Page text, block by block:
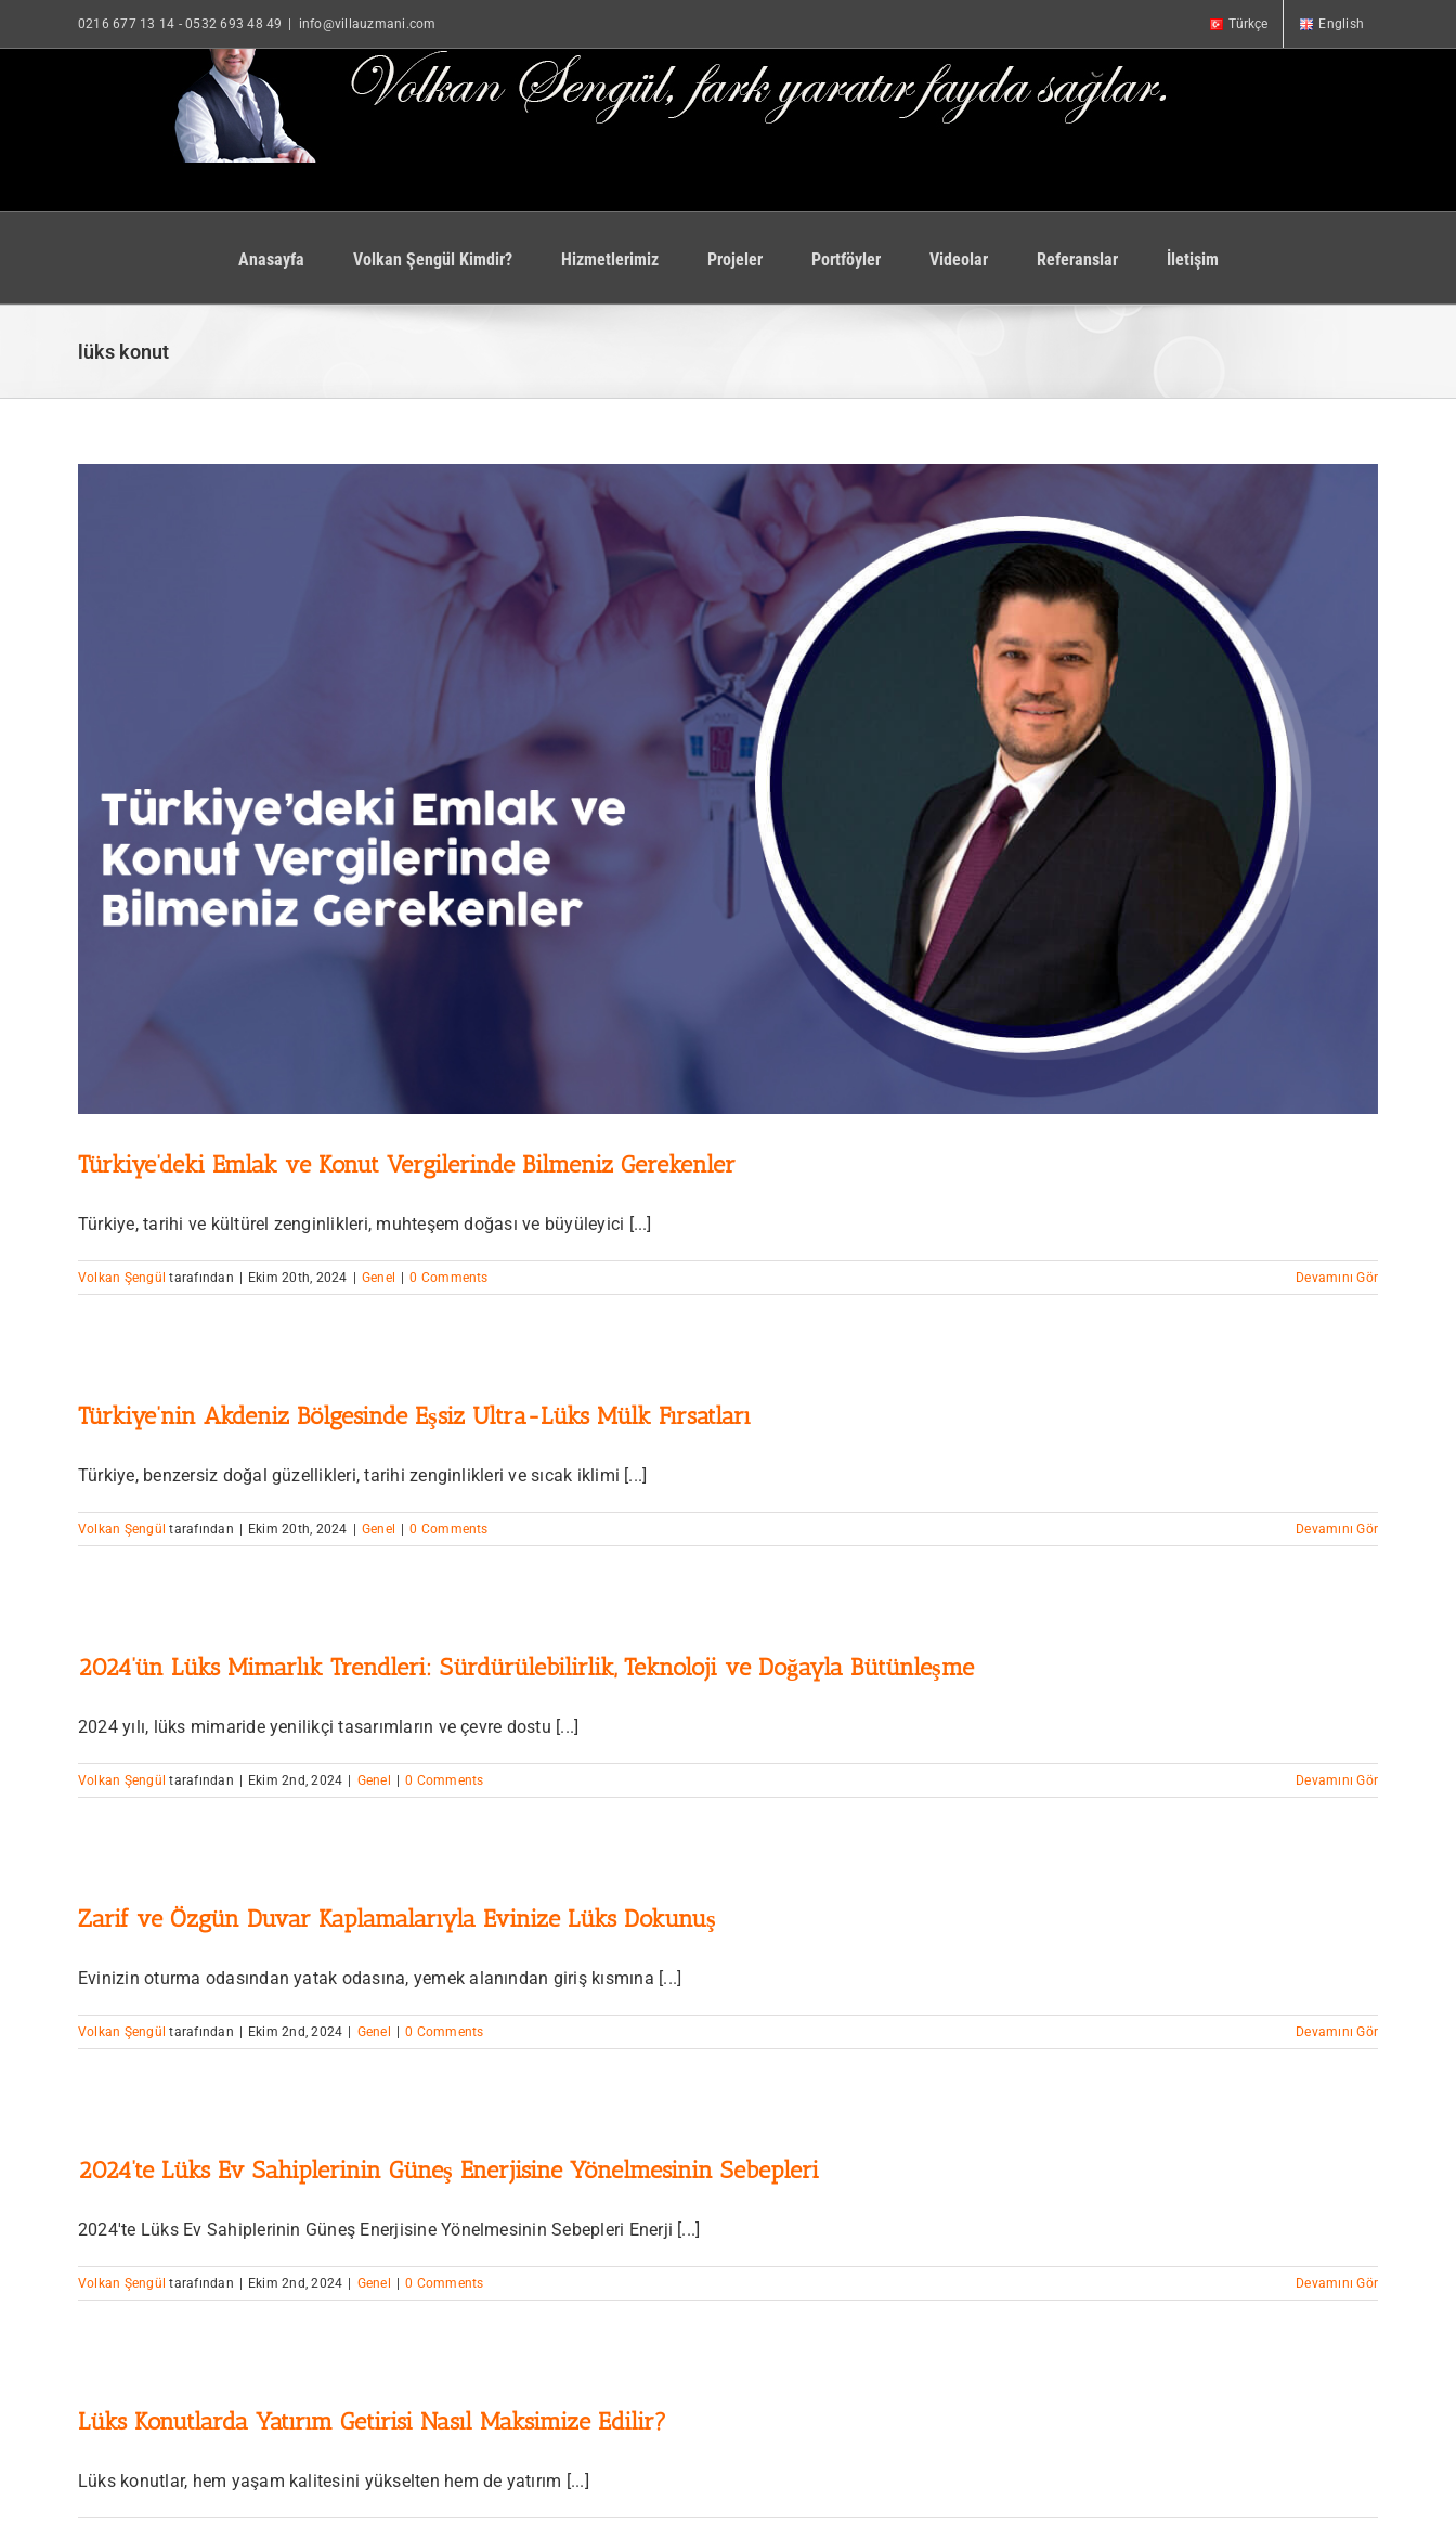
to
0216 677 13 14 -0532 693 48 49 info@villauzmani.com Türkçe English
Anasayfa Volkan Şengül Kimdir? Hizmetlerimiz Projeler Portföyler Videolar Referanslar İletişim
lüks konut
Türkiye’deki Emlak ve Konut Vergilerinde Bilmeniz Gerekenler
Türkiye, tarihi ve kültürel zenginlikleri, muhteşem doğası ve büyüleyici [...]
Volkan Şengül tarafından Ekim 20th, 2024 Genel 0 Comments Devamını Gör
Türkiye’nin Akdeniz Bölgesinde Eşsiz Ultra-Lüks Mülk Fırsatları
Türkiye, benzersiz doğal güzellikleri, tarihi zenginlikleri ve sıcak iklimi [...]
Volkan Şengül tarafından Ekim 20th, 2024 Genel 0 Comments Devamını Gör
2024’ün Lüks Mimarlık Trendleri: Sürdürülebilirlik, Teknoloji ve Doğayla Bütünleşme
2024 yılı, lüks mimaride yenilikçi tasarımların ve çevre dostu [...]
Volkan Şengül tarafından Ekim 2nd, 2024 Genel 0 Comments Devamını Gör
Zarif ve Özgün Duvar Kaplamalarıyla Evinize Lüks Dokunuş
Evinizin oturma odasından yatak odasına, yemek alanından giriş kısmına [...]
Volkan Şengül tarafından Ekim 2nd, 2024 Genel 0 Comments Devamını Gör
2024’te Lüks Ev Sahiplerinin Güneş Enerjisine Yönelmesinin Sebepleri
2024'te Lüks Ev Sahiplerinin Güneş Enerjisine Yönelmesinin Sebepleri Enerji [...]
Volkan Şengül tarafından Ekim 2nd, 2024 Genel 0 Comments Devamını Gör
Lüks Konutlarda Yatırım Getirisi Nasıl Maksimize Edilir?
Lüks konutlar, hem yaşam kalitesini yükselten hem de yatırım [...]